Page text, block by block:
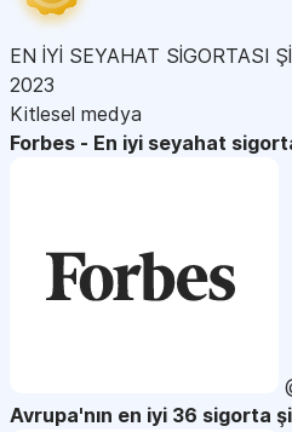
EN İYİ SEYAHAT SİGORTASI
2023
Kitlesel medya
Forbes - En iyi seyahat
Avrupa'nın en iyi 36 sigorta